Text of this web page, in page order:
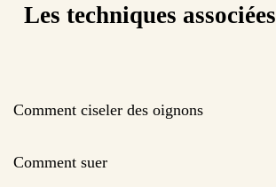
Les techniques associées
Comment ciseler des oignons
Comment suer